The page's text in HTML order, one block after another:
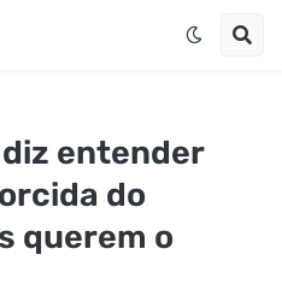
entender
do
querem o